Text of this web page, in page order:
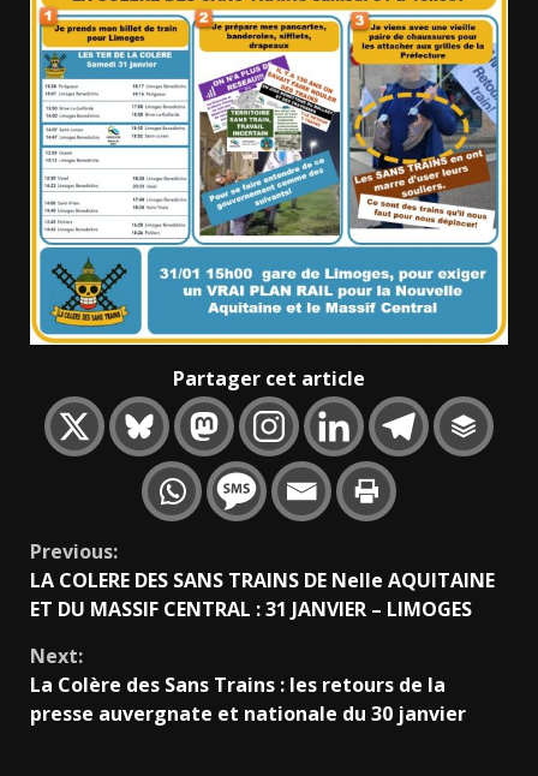
Partager cet article
Continue
Reading
Previous:
LA COLERE DES SANS TRAINS DE Nelle AQUITAINE
ET DU MASSIF CENTRAL : 31 JANVIER – LIMOGES
Next:
La Colère des Sans Trains : les retours de la
presse auvergnate et nationale du 30 janvier